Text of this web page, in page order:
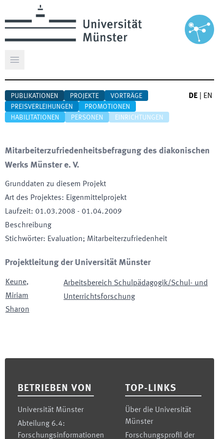
Hauptmenü öffnen
PUBLIKATIONEN PROJEKTE
VORTRÄGE
PREISVERLEIHUNGEN
PROMOTIONEN
HABILITATIONEN
PERSONEN EINRICHTUNGEN
DE EN
Mitarbeiterzufriedenheitsbefragung des diakonischen
Werks Münster e. V.
Grunddaten zu diesem Projekt
Art des Projektes: Eigenmittelprojekt
Laufzeit: 01.03.2008 - 01.04.2009
Beschreibung
Stichwörter: Evaluation; Mitarbeiterzufriedenheit
Projektleitung der Universität Münster
Keune,
Miriam
Sharon
Arbeitsbereich Schulpädagogik/Schul- und
Unterrichtsforschung
BETRIEBEN VON
Universität Münster
Abteilung 6.4:
Forschungsinformationen
TOP-LINKS
Über die Universität
Münster
Forschungsprofil der